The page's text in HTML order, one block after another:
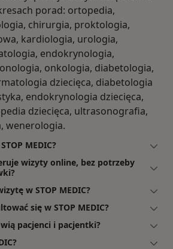
porad: ortopedia,
chirurgia, proktologia,
kardiologia, urologia,
endokrynologia,
onkologia, diabetologia,
dziecięca, diabetologia
endokrynologia dziecięca,
dziecięca, ultrasonografia,
wenerologia.
MEDIC?
wizyty online, bez potrzeby
w STOP MEDIC?
się w STOP MEDIC?
pacjenci i pacjentki?